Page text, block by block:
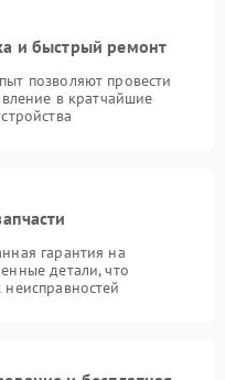
и быстрый ремонт
позволяют провести
в кратчайшие
гарантия на
детали, что